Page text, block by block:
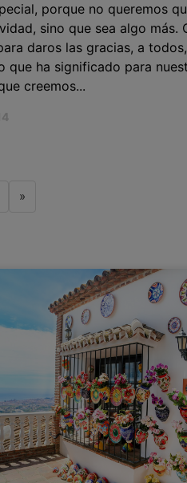
porque no queremos
sino que sea algo más.
daros las gracias, a
que ha significado para
creemos...
»